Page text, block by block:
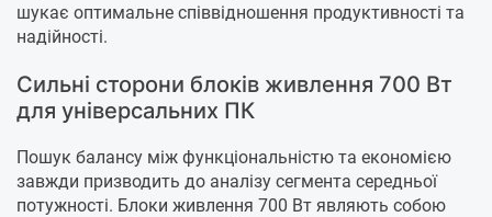
шукає оптимальне співвідношення продуктивності та
надійності.
Сильні сторони блоків живлення 700 Вт
для універсальних ПК
Пошук балансу між функціональністю та економією
завжди призводить до аналізу сегмента середньої
потужності. Блоки живлення 700 Вт являють собою